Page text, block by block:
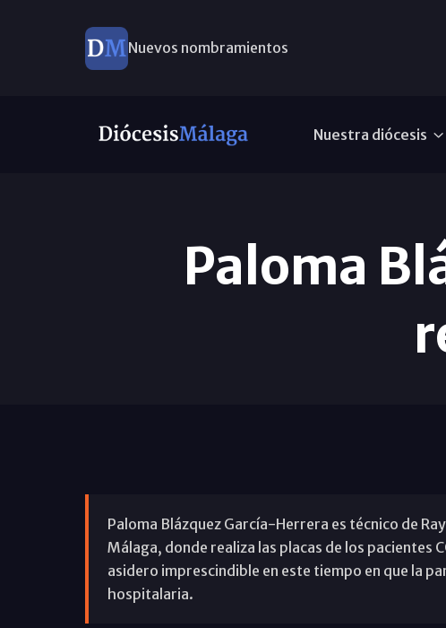
Nuevos nombramientos
Nuestra diócesis
Paloma
Paloma Blázquez García-Herrera es técnico de
Málaga, donde realiza las placas de los pacientes
asidero imprescindible en este tiempo en que la
hospitalaria.